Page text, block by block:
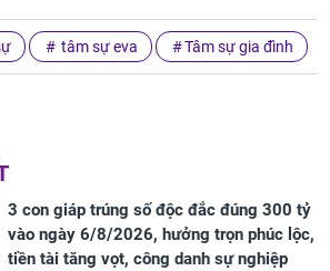
tâm sự eva Tâm sự gia đình
3 con giáp trúng số độc đắc đúng 300 tỷ
vào ngày 6/8/2026, hưởng trọn phúc lộc,
tiền tài tăng vọt, công danh sự nghiệp